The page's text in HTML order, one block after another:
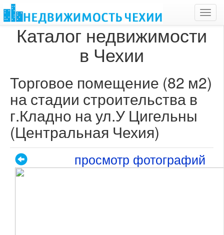
Каталог недвижимости
в Чехии
Торговое помещение (82 м2)
на стадии строительства в
г.Кладно на ул.У Цигельны
(Центральная Чехия)
просмотр фотографий